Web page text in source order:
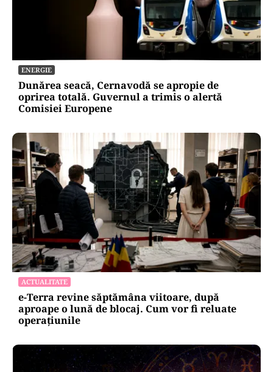
ENERGIE
Dunărea seacă, Cernavodă se apropie de
oprirea totală. Guvernul a trimis o alertă
Comisiei Europene
ACTUALITATE
e-Terra revine săptămâna viitoare, după
aproape o lună de blocaj. Cum vor fi reluate
operațiunile